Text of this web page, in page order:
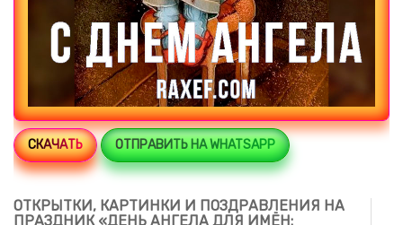
СКАЧАТЬ ОТПРАВИТЬ НА WHATSAPP
ОТКРЫТКИ, КАРТИНКИ И ПОЗДРАВЛЕНИЯ НА
ПРАЗДНИК «ДЕНЬ АНГЕЛА ДЛЯ ИМЁН: